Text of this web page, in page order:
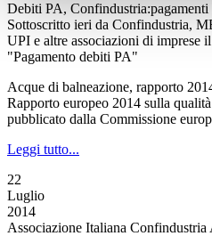
Debiti PA,
Sottoscritto ieri da Confindustria,
UPI e altre associazioni di imprese
"Pagamento debiti PA"
Acque di balneazione, rapporto
Rapporto europeo 2014 sulla
pubblicato dalla Commissione
Leggi tutto...
22
Luglio
2014
Associazione Italiana Confindustria